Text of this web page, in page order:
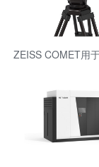
ZEISS COMET用